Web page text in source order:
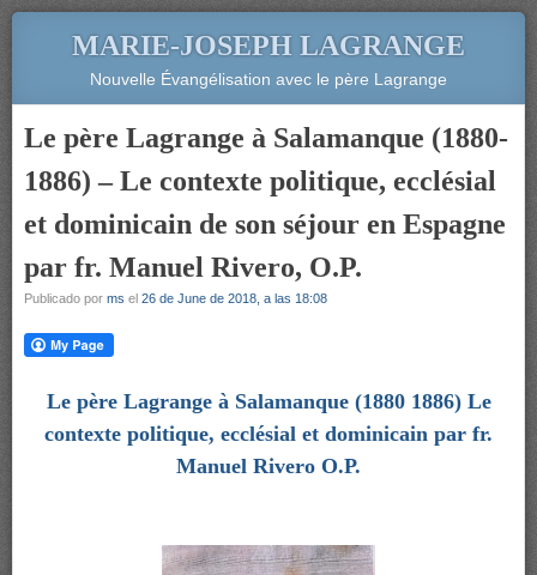
MARIE-JOSEPH LAGRANGE
Nouvelle Évangélisation avec le père Lagrange
Le père Lagrange à Salamanque (1880-
1886) – Le contexte politique, ecclésial
et dominicain de son séjour en Espagne
par fr. Manuel Rivero, O.P.
Publicado por ms el 26 de June de 2018, a las 18:08
Le père Lagrange à Salamanque (1880 1886) Le
contexte politique, ecclésial et dominicain par fr.
Manuel Rivero O.P.